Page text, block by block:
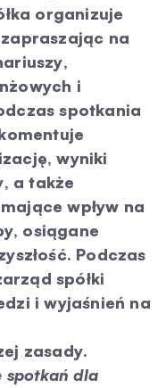
organizuje
na
i
spotkania
wyniki
a także
wpływ na
osiągane
Podczas
spółki
i wyjaśnień na
zasady.
spotkań dla